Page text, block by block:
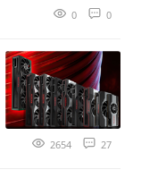
0 0
2654 27